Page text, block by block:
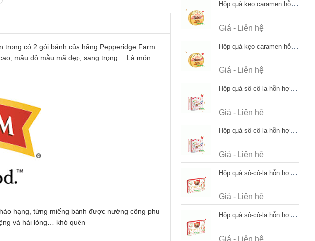
Hộp quà kẹo caramen hỗn hợp Werther's Original Caramel Candy 170g
Giá - Liên hệ
Hộp quà kẹo caramen hỗn hợp Werther's Original Caramel Candy 170g
Giá - Liên hệ
Hộp quà sô-cô-la hỗn hợp Merci Petits Chocolate Collection 125g thiếc
Giá - Liên hệ
Hộp quà sô-cô-la hỗn hợp Merci Petits Chocolate Collection 125g thiếc
Giá - Liên hệ
Hộp quà sô-cô-la hỗn hợp Merci Finest Selection 250g thiếc
Giá - Liên hệ
Hộp quà sô-cô-la hỗn hợp Merci Finest Selection 250g thiếc
Giá - Liên hệ
trong có 2 gói bánh của hãng Pepperidge Farm
mầu đỏ mẫu mã đẹp, sang trọng …Là món
hạng, từng miếng bánh được nướng công phu
và hài lòng… khó quên